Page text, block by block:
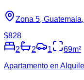
Zona 5,
$828
2
2 1 69m²
Apartamento en